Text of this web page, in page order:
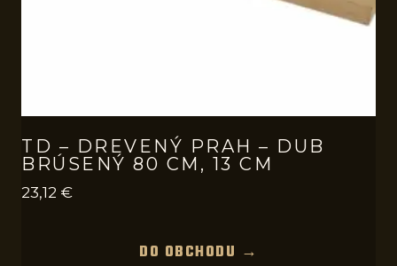
TD – DREVENÝ PRAH – DUB
BRÚSENÝ 80 CM, 13 CM
23,12 €
DO OBCHODU →